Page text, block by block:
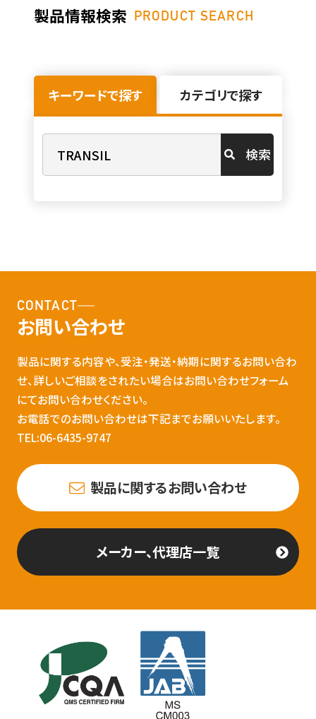
製品情報検索 PRODUCT SEARCH
キーワードで探す カテゴリで探す
検索
CONTACT
お問い合わせ
製品に関する内容や、受注・発送・納期に関するお問い合わ
せ、詳しいご相談をされたい場合はお問い合わせフォーム
にてお問い合わせください。
お電話でのお問い合わせは下記までお願いいたします。
TEL:06-6435-9747
製品に関するお問い合わせ
メーカー、代理店一覧